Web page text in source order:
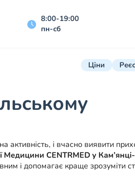
8:00-19:00
пн-сб
Ціни
активність, і вчасно виявити
Медицини CENTRMED у
і допомагає краще зрозуміти